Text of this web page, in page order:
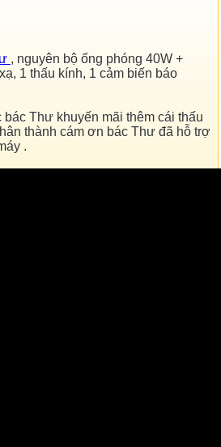
, nguyên bộ ống phóng 40W +
1 thấu kính, 1 cảm biến báo
Thư khuyến mãi thêm cái thấu
thành cám ơn bác Thư đã hỗ trợ
.